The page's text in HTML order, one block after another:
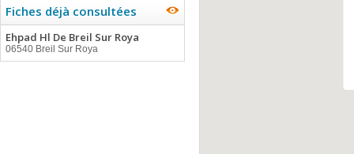
Fiches déjà consultées
Ehpad Hl De Breil Sur Roya
06540 Breil Sur Roya